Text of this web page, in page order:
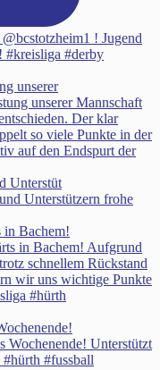
unserer
Unterstüt
in Bachem!